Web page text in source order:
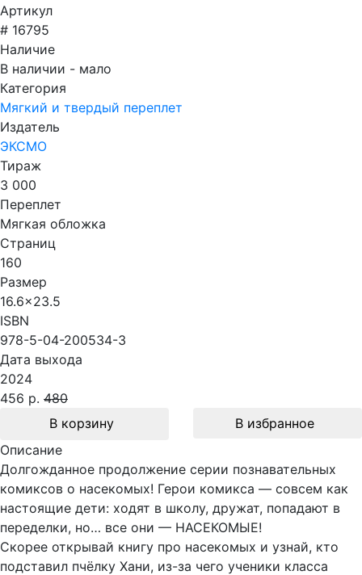
Артикул
# 16795
Наличие
В наличии - мало
Категория
Мягкий и твердый переплет
Издатель
ЭКСМО
Тираж
3 000
Переплет
Мягкая обложка
Страниц
160
Размер
16.6x23.5
ISBN
978-5-04-200534-3
Дата выхода
2024
456 р. 480
В корзину
В избранное
Описание
Долгожданное продолжение серии познавательных
комиксов о насекомых! Герои комикса — совсем как
настоящие дети: ходят в школу, дружат, попадают в
переделки, но… все они — НАСЕКОМЫЕ!
Скорее открывай книгу про насекомых и узнай, кто
подставил пчёлку Хани, из-за чего ученики класса